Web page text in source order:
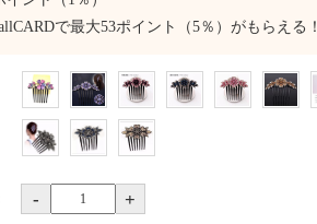
で最大53ポイント（5％）がもらえる！
- +